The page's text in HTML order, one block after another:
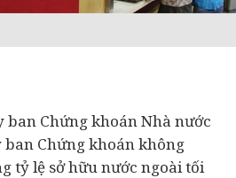
ban Chứng khoán Nhà nước
ban Chứng khoán không
tỷ lệ sở hữu nước ngoài tối